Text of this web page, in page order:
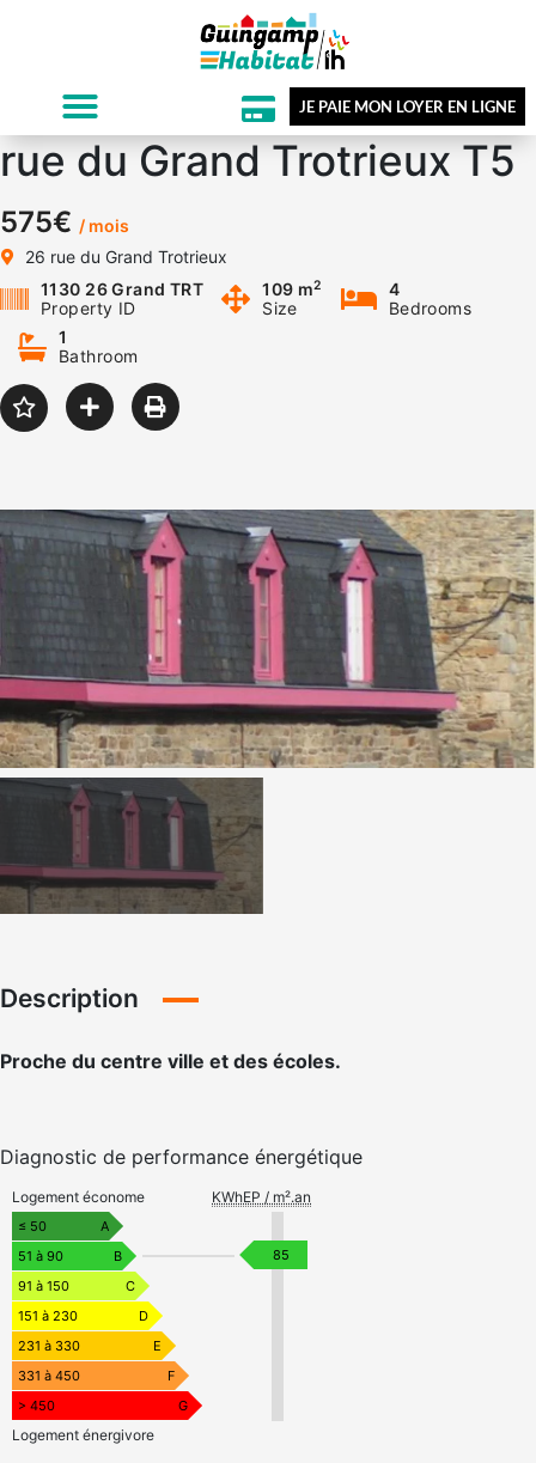
JE PAIE MON LOYER EN LIGNE
rue du Grand Trotrieux T5
575€ / mois
26 rue du Grand Trotrieux
1130 26 Grand TRT
Property ID
109 m2
Size
4
Bedrooms
1
Bathroom
Description
Proche du centre ville et des écoles.
Diagnostic de performance énergétique
Logement économe KWhEP / m².an
≤ 50
A
51 à 90
B
91 à 150
C
151 à 230
D
231 à 330
E
331 à 450
F
> 450
G
85
Logement énergivore